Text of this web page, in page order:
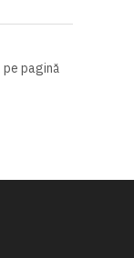
pe pagină